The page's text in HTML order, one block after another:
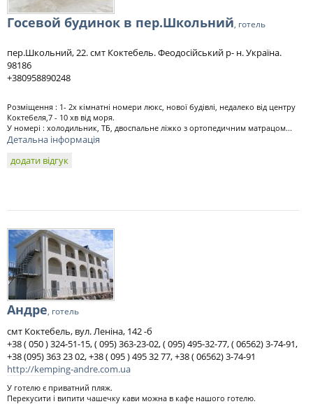
Госевой будинок в пер.Школьний, готель
пер.Школьний, 22. смт Коктебель. Феодосійський р- н. Україна.
98186
+380958890248
Розміщення : 1- 2х кімнатні номери люкс, нової будівлі, недалеко від центру
Коктебеля,7 - 10 хв від моря.
У номері : холодильник, ТБ, двоспальне ліжко з ортопедичним матрацом...
Детальна інформація
додати відгук
Андре, готель
смт Коктебель, вул. Леніна, 142 -б
+38 ( 050 ) 324-51-15, ( 095) 363-23-02, ( 095) 495-32-77, ( 06562) 3-74-91,
+38 (095) 363 23 02, +38 ( 095 ) 495 32 77, +38 ( 06562) 3-74-91
http://kemping-andre.com.ua
У готелю є приватний пляж.
Перекусити і випити чашечку кави можна в кафе нашого готелю.